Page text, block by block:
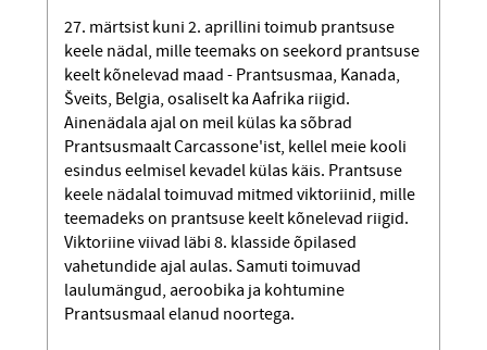
27. märtsist kuni 2. aprillini toimub prantsuse
keele nädal, mille teemaks on seekord prantsuse
keelt kõnelevad maad - Prantsusmaa, Kanada,
Šveits, Belgia, osaliselt ka Aafrika riigid.
Ainenädala ajal on meil külas ka sõbrad
Prantsusmaalt Carcassone'ist, kellel meie kooli
esindus eelmisel kevadel külas käis. Prantsuse
keele nädalal toimuvad mitmed viktoriinid, mille
teemadeks on prantsuse keelt kõnelevad riigid.
Viktoriine viivad läbi 8. klasside õpilased
vahetundide ajal aulas. Samuti toimuvad
laulumängud, aeroobika ja kohtumine
Prantsusmaal elanud noortega.